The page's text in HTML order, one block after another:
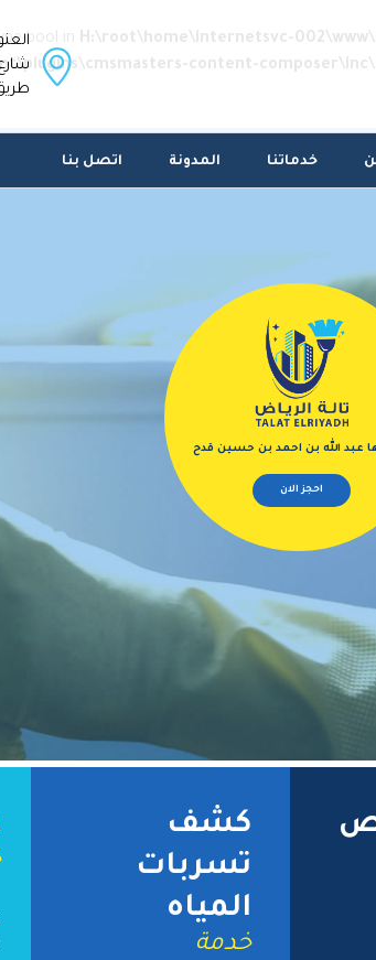
خدماتنا المدونة اتصل بنا
bool in H:\root\home\internetsvc-
content-
عبد الله بن احمد بن حسين قدح
احجز الان
كشف
تسربات
المياه
خدمة